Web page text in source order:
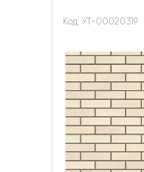
Код: УТ-00020319